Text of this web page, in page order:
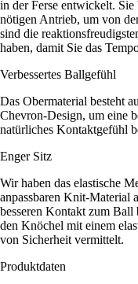
in der Ferse entwickelt.
nötigen Antrieb, um von
sind die
haben, damit Sie das
Verbessertes Ballgefühl
Das Obermaterial besteht
Chevron-Design, um eine
natürliches Kontaktgefühl
Enger Sitz
Wir haben das elastische
anpassbaren Knit-Material
besseren Kontakt zum
den Knöchel mit einem
von Sicherheit vermittelt.
Produktdaten